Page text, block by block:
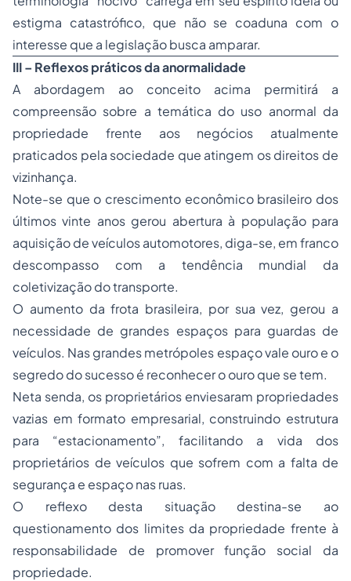
estigma catastrófico, que não se coaduna com o
interesse que a legislação busca amparar.
III – Reflexos práticos da anormalidade
A abordagem ao conceito acima permitirá a
compreensão sobre a temática do uso anormal da
propriedade frente aos negócios atualmente
praticados pela sociedade que atingem os direitos de
vizinhança.
Note-se que o crescimento econômico brasileiro dos
últimos vinte anos gerou abertura à população para
aquisição de veículos automotores, diga-se, em franco
descompasso com a tendência mundial da
coletivização do transporte.
O aumento da frota brasileira, por sua vez, gerou a
necessidade de grandes espaços para guardas de
veículos. Nas grandes metrópoles espaço vale ouro e o
segredo do sucesso é reconhecer o ouro que se tem.
Neta senda, os proprietários enviesaram propriedades
vazias em formato empresarial, construindo estrutura
para “estacionamento”, facilitando a vida dos
proprietários de veículos que sofrem com a falta de
segurança e espaço nas ruas.
O reflexo desta situação destina-se ao
questionamento dos limites da propriedade frente à
responsabilidade de promover função social da
propriedade.